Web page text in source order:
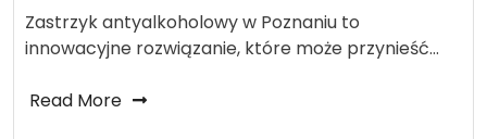
Zastrzyk antyalkoholowy w Poznaniu to
innowacyjne rozwiązanie, które może przynieść…
Read More